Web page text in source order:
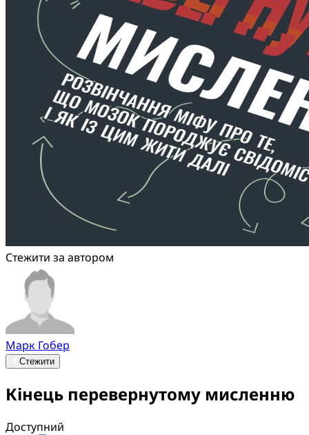
Стежити за автором
Марк Гобер
Стежити
Кінець перевернутому мисленню
Доступний